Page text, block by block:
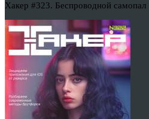
Хакер #323. Беспроводной самопал